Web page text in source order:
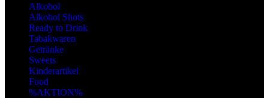
Alkohol
Alkohol Shots
Ready to Drink
Tabakwaren
Getränke
Sweets
Kinderartikel
Food
%AKTION%